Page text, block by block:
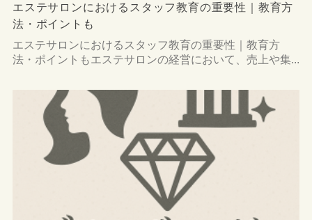
エステサロンにおけるスタッフ教育の重要性｜教育方
法・ポイントも
エステサロンにおけるスタッフ教育の重要性｜教育方
法・ポイントもエステサロンの経営において、売上や集...